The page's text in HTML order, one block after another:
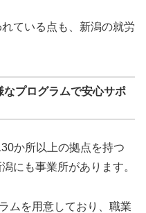
ている点も、新潟の就労
プログラムで安心サポ
か所以上の拠点を持つ
にも事業所があります。
ムを用意しており、職業